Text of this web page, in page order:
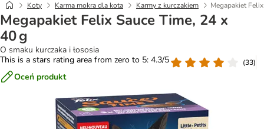
Koty Karma mokra dla kota Karmy z kurczakiem Megapakiet
Megapakiet Felix Sauce Time, 24 x
40 g
O smaku kurczaka i łososia
This is a stars rating area from zero to 5: 4.3/5
(33)
Oceń produkt